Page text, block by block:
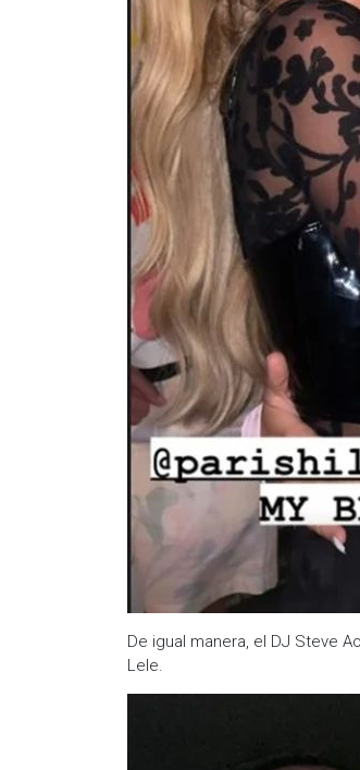
De igual manera, el DJ Steve
Lele.